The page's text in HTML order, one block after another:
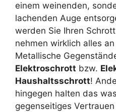
einem weinenden,
lachenden Auge
werden Sie Ihren
nehmen wirklich alles
Metallische
Elektroschrott bzw.
Haushaltsschrott!
hingegen halten das
gegenseitiges